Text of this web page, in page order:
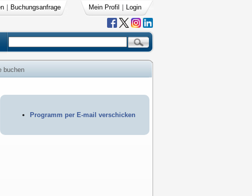
Buchungsanfrage Mein Profil Login
buchen
Programm per E-mail verschicken